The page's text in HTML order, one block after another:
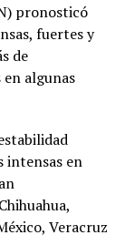
pronosticó
fuertes y
de
algunas
intensas en
Veracruz